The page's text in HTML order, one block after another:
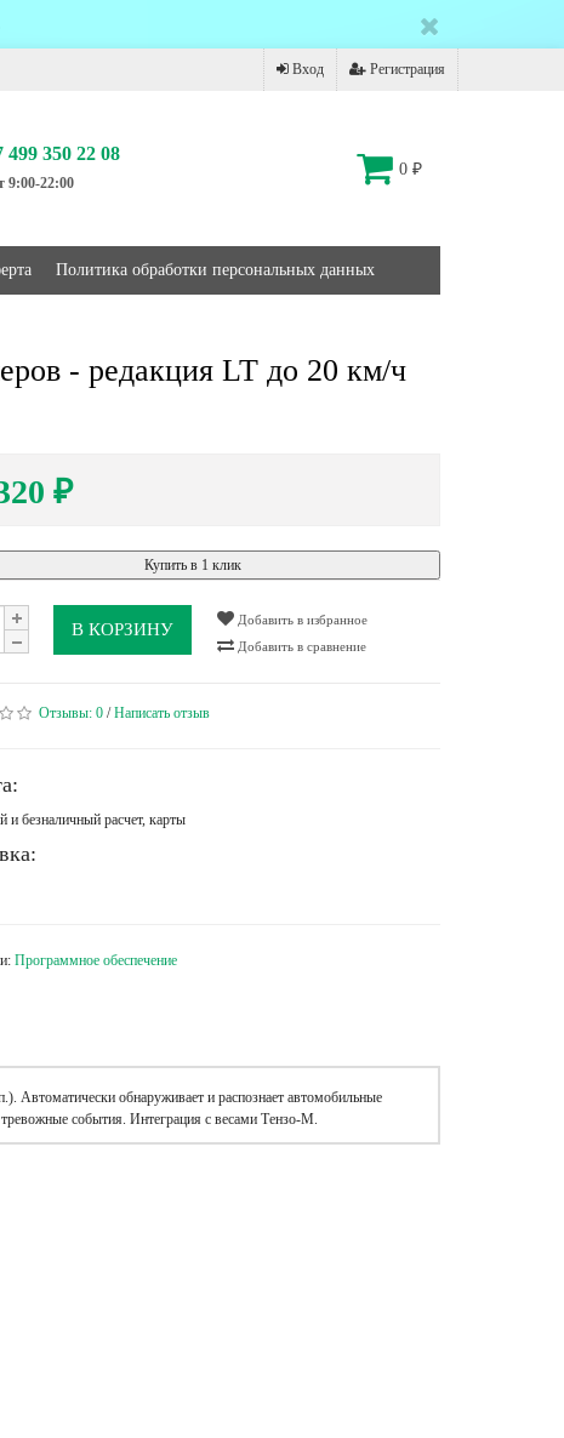
Вход Регистрация
499 350 22 08
9:00-22:00
0 ₽
Политика обработки персональных данных
- редакция LT до 20 км/ч
₽
Купить в 1 клик
В КОРЗИНУ
Добавить в избранное
Добавить в сравнение
Отзывы:0 /Написать отзыв
и безналичный расчет, карты
Программное обеспечение
Автоматически обнаруживает и распознает автомобильные
события. Интеграция с весами Тензо-М.